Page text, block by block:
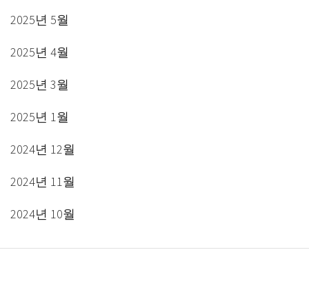
2025년 5월
2025년 4월
2025년 3월
2025년 1월
2024년 12월
2024년 11월
2024년 10월